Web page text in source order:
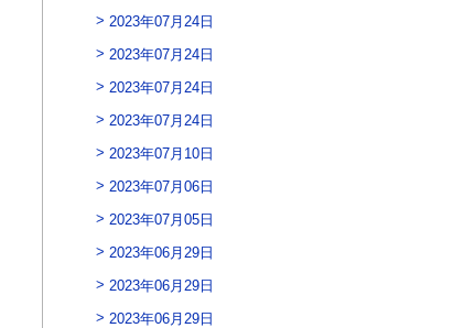
2023年07月24日
2023年07月24日
2023年07月24日
2023年07月24日
2023年07月10日
2023年07月06日
2023年07月05日
2023年06月29日
2023年06月29日
2023年06月29日